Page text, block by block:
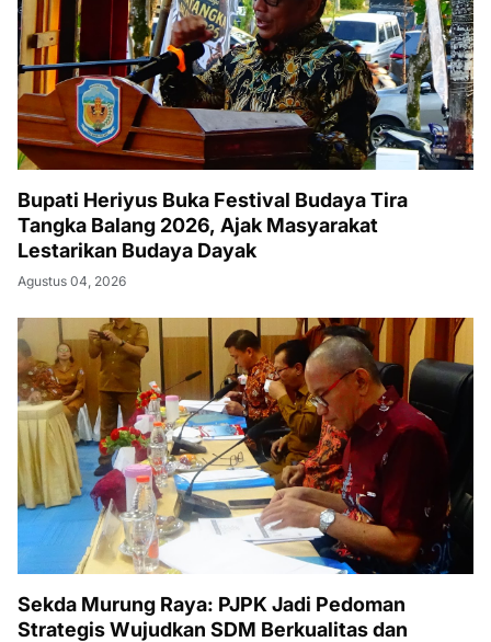
Bupati Heriyus Buka Festival Budaya Tira
Tangka Balang 2026, Ajak Masyarakat
Lestarikan Budaya Dayak
Agustus 04, 2026
Sekda Murung Raya: PJPK Jadi Pedoman
Strategis Wujudkan SDM Berkualitas dan